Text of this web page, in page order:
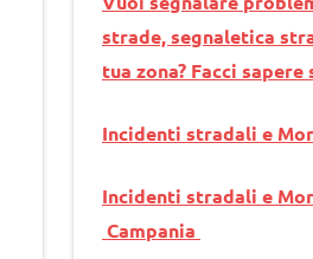
strade, segnaletica
tua zona? Facci
Incidenti stradali e
Incidenti stradali e
Campania